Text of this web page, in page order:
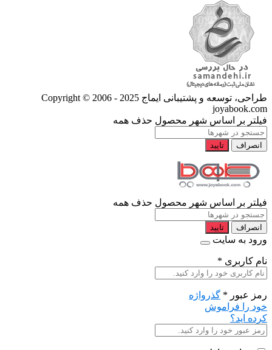
طراحی، توسعه و پشتیبانی ایماج Copyright © 2006 - 2025
joyabook.com
فیلتر بر اساس شهر محصول حذف همه
انصراف تایید
فیلتر بر اساس شهر محصول حذف همه
انصراف تایید
ورود به سایت
نام کاربری *
رمز عبور * گذرواژه
خود را فراموش
کرده اید؟